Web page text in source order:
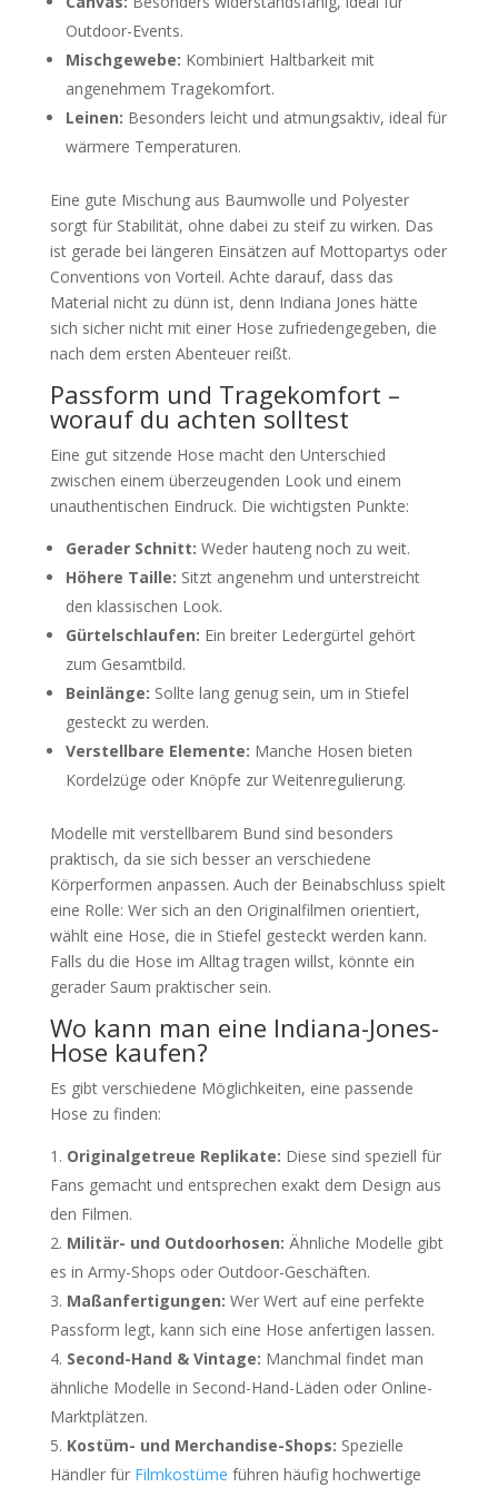
Outdoor-Events.
Mischgewebe: Kombiniert Haltbarkeit mit
angenehmem Tragekomfort.
Leinen: Besonders leicht und atmungsaktiv, ideal für
wärmere Temperaturen.
Eine gute Mischung aus Baumwolle und Polyester
sorgt für Stabilität, ohne dabei zu steif zu wirken. Das
ist gerade bei längeren Einsätzen auf Mottopartys oder
Conventions von Vorteil. Achte darauf, dass das
Material nicht zu dünn ist, denn Indiana Jones hätte
sich sicher nicht mit einer Hose zufriedengegeben, die
nach dem ersten Abenteuer reißt.
Passform und Tragekomfort –
worauf du achten solltest
Eine gut sitzende Hose macht den Unterschied
zwischen einem überzeugenden Look und einem
unauthentischen Eindruck. Die wichtigsten Punkte:
Gerader Schnitt: Weder hauteng noch zu weit.
Höhere Taille: Sitzt angenehm und unterstreicht
den klassischen Look.
Gürtelschlaufen: Ein breiter Ledergürtel gehört
zum Gesamtbild.
Beinlänge: Sollte lang genug sein, um in Stiefel
gesteckt zu werden.
Verstellbare Elemente: Manche Hosen bieten
Kordelzüge oder Knöpfe zur Weitenregulierung.
Modelle mit verstellbarem Bund sind besonders
praktisch, da sie sich besser an verschiedene
Körperformen anpassen. Auch der Beinabschluss spielt
eine Rolle: Wer sich an den Originalfilmen orientiert,
wählt eine Hose, die in Stiefel gesteckt werden kann.
Falls du die Hose im Alltag tragen willst, könnte ein
gerader Saum praktischer sein.
Wo kann man eine Indiana-Jones-
Hose kaufen?
Es gibt verschiedene Möglichkeiten, eine passende
Hose zu finden:
Originalgetreue Replikate: Diese sind speziell für
Fans gemacht und entsprechen exakt dem Design aus
den Filmen.
Militär- und Outdoorhosen: Ähnliche Modelle gibt
es in Army-Shops oder Outdoor-Geschäften.
Maßanfertigungen: Wer Wert auf eine perfekte
Passform legt, kann sich eine Hose anfertigen lassen.
Second-Hand & Vintage: Manchmal findet man
ähnliche Modelle in Second-Hand-Läden oder Online-
Marktplätzen.
Kostüm- und Merchandise-Shops: Spezielle
Händler für Filmkostüme führen häufig hochwertige